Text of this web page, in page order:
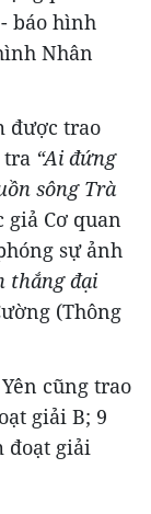
báo hình
Nhân
được trao
“Ai đứng
sông Trà
Cơ quan
sự ảnh
thắng đại
(Thông
cũng trao
giải B; 9
đoạt giải